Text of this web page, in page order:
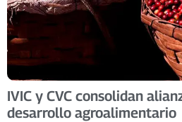
IVIC y CVC consolidan
desarrollo agroalimentario